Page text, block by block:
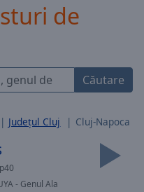
de
Căutare
Județul Cluj Cluj-Napoca
- Genul Ala